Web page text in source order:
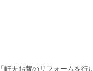
「軒天貼替のリフォームを行